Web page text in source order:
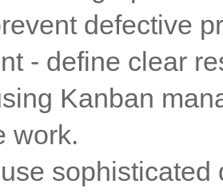
defective
- define clear
Kanban
work.